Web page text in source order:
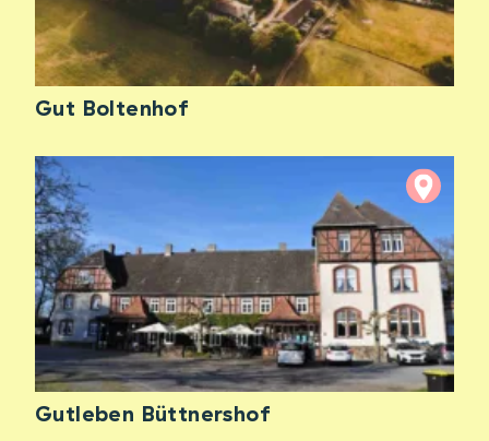
Gut Boltenhof
Gutleben Büttnershof